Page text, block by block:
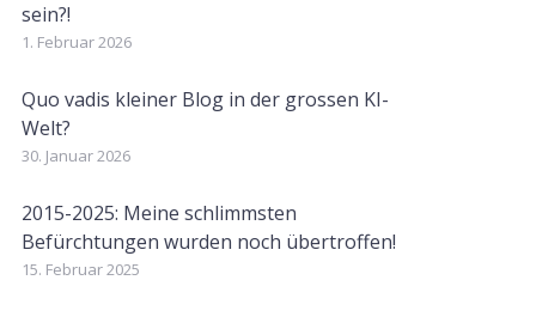
sein?!
1. Februar 2026
Quo vadis kleiner Blog in der grossen KI-
Welt?
30. Januar 2026
2015-2025: Meine schlimmsten
Befürchtungen wurden noch übertroffen!
15. Februar 2025